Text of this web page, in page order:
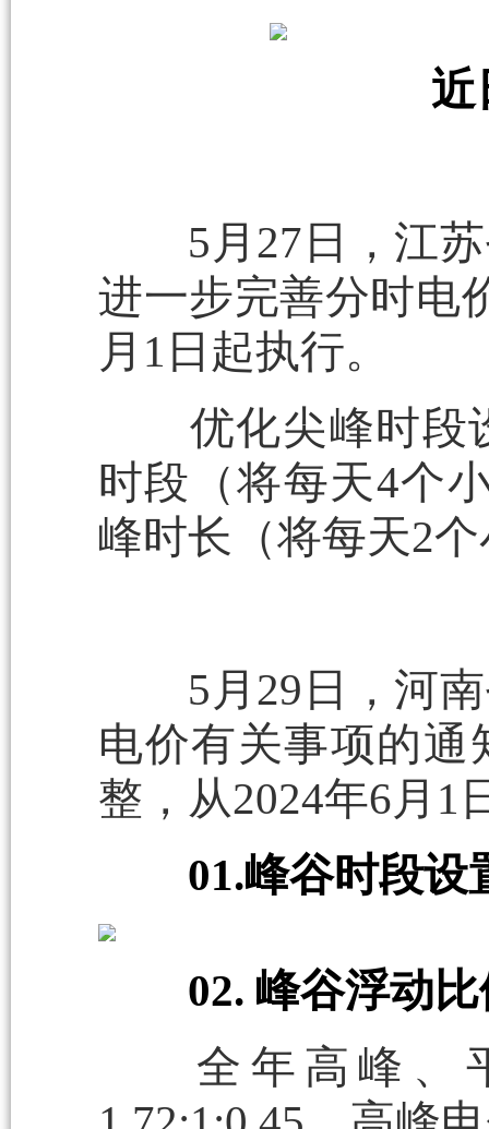
近
5月27日，江苏
进一步完善分时电
月1日起执行。
优化尖峰时段设
时段（将每天4个
峰时长（将每天2
5月29日，河南
电价有关事项的
整，从2024年6月1
01.峰谷时段设
02. 峰谷浮动
全年高峰、平